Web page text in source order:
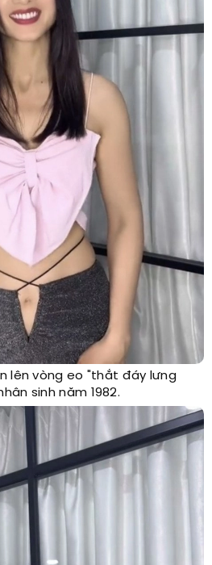
lên vòng eo "thắt đáy lưng
sinh năm 1982.